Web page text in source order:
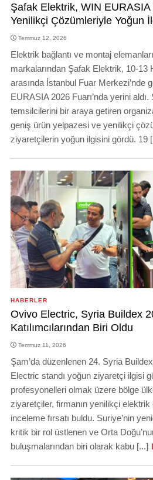
Şafak Elektrik, WIN EURASIA
Yenilikçi Çözümleriyle Yoğun
Temmuz 12, 2026
Elektrik bağlantı ve montaj
markalarından Şafak Elektrik, 10-13
arasında İstanbul Fuar Merkezi’nde
EURASIA 2026 Fuarı’nda yerini
temsilcilerini bir araya getiren
geniş ürün yelpazesi ve yenilikçi
ziyaretçilerin yoğun ilgisini gördü. 19
HABERLER
Ovivo Electric, Syria Buildex
Katılımcılarından Biri Oldu
Temmuz 11, 2026
Şam’da düzenlenen 24. Syria
Electric standı yoğun ziyaretçi ilgisi
profesyonelleri olmak üzere bölge
ziyaretçiler, firmanın yenilikçi
inceleme fırsatı buldu. Suriye’nin
kritik bir rol üstlenen ve Orta
buluşmalarından biri olarak kabu [...]